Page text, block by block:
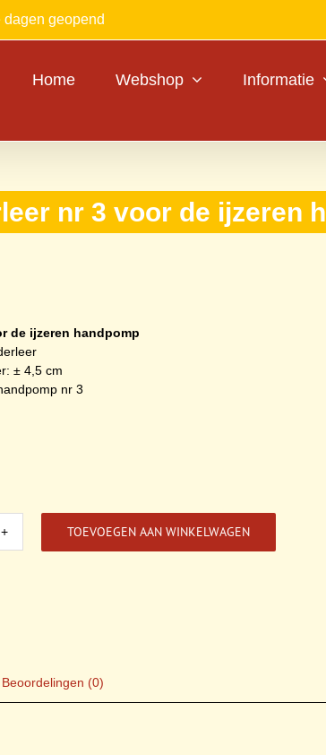
geopend
Home Webshop Informatie
nr 3 voor de ijzeren
de ijzeren handpomp
± 4,5 cm
nr 3
TOEVOEGEN AAN WINKELWAGEN
Beoordelingen (0)